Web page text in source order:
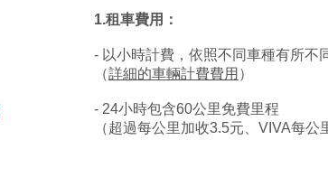
1.租車費用：
- 以小時計費，依照不同車種有所不
（詳細的車輛計費費用 ）
- 24小時包含60公里免費里程
（超過每公里加收3.5元、 VIVA每公